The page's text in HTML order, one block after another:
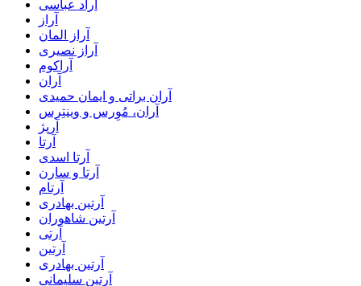
آراد عباسی
آراز
آراز المان
آراز نصیری
آراکوم
آران
آران براتی و ایمان حمیدی
آران، مُوِرس و وینتِرس
آرپژ
آرتا
آرتا اسدی
آرتا و سارن
آرتام
آرتبن بهادری
آرتين شاهوران
آرتی
آرتین
آرتین بهادری
آرتین سلیمانی